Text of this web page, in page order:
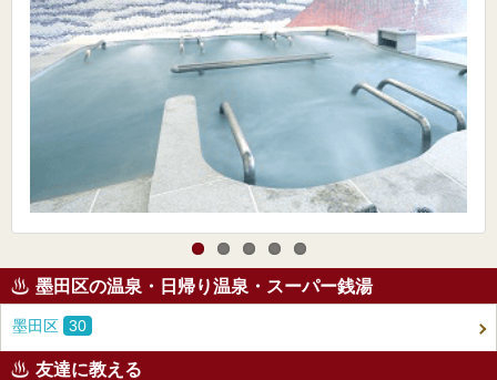
墨田区の温泉・日帰り温泉・スーパー銭湯
墨田区 30
友達に教える